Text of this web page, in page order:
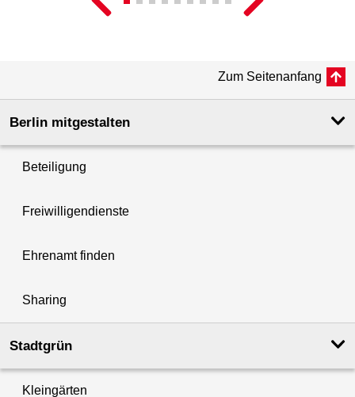
Zum Seitenanfang
Berlin mitgestalten
Beteiligung
Freiwilligendienste
Ehrenamt finden
Sharing
Stadtgrün
Kleingärten